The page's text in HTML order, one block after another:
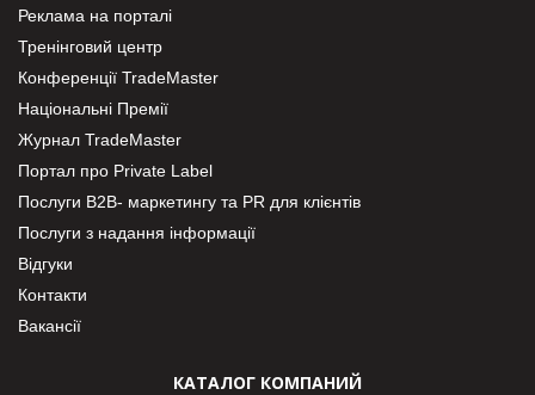
Реклама на порталі
Тренінговий центр
Конференції TradeMaster
Національні Премії
Журнал TradeMaster
Портал про Private Label
Послуги В2В- маркетингу та PR для клієнтів
Послуги з надання інформації
Відгуки
Контакти
Вакансії
КАТАЛОГ КОМПАНИЙ